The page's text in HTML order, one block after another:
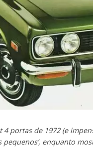
portas de 1972 (e
enquanto